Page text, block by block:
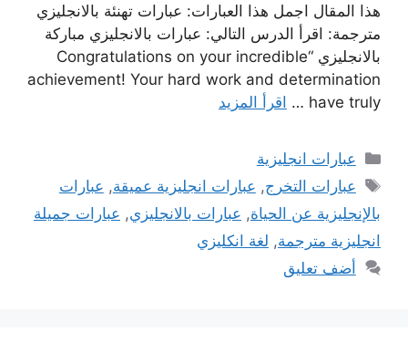
هذا المقال اجمل هذا العبارات: عبارات تهنئة بالانجليزي
مترجمة: اقرأ الدرس التالي: عبارات بالانجليزي مباركة
بالانجليزي “Congratulations on your incredible
achievement! Your hard work and determination
have truly …
اقرأ المزيد
التصنيفات
عبارات انجليزية
الوسوم
عبارات التخرج, عبارات انجليزية عميقة, عبارات
بالإنجليزية عن الحياة, عبارات بالانجليزي, عبارات جميلة
انجليزية مترجمة, لغة انكليزي
أضف تعليق